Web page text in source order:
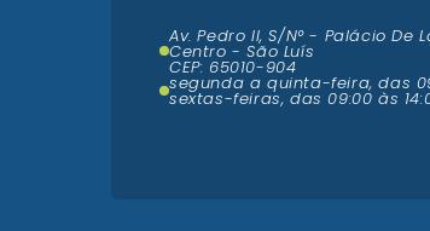
Av. Pedro II, S/N° - Palácio De
Centro - São Luís
CEP: 65010-904
segunda a quinta-feira, das
sextas-feiras, das 09:00 às